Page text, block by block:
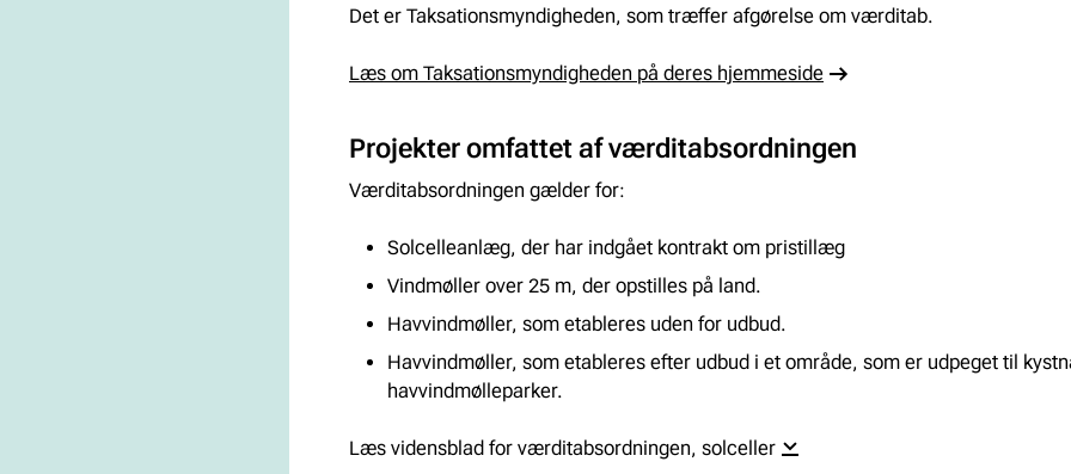
N
Det er Taksationsmyndigheden, som træffer afgørelse om værditab.
Læs om Taksationsmyndigheden på deres hjemmeside
Projekter omfattet af værditabsordningen
Værditabsordningen gælder for:
Solcelleanlæg, der har indgået kontrakt om pristillæg
Vindmøller over 25 m, der opstilles på land.
Havvindmøller, som etableres uden for udbud.
Havvindmøller, som etableres efter udbud i et område, som er udpeget til
havvindmølleparker.
Læs vidensblad for værditabsordningen, solceller